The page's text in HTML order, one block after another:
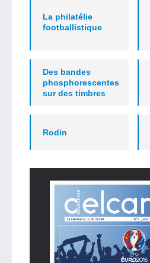
La philatélie
footballistique
Des bandes
phosphorescentes
sur des timbres
Rodin